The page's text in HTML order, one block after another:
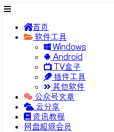
首页
软件工具
Windows
Android
TV盒子
插件工具
其他软件
公众号文章
云分享
资讯教程
网盘超级会员